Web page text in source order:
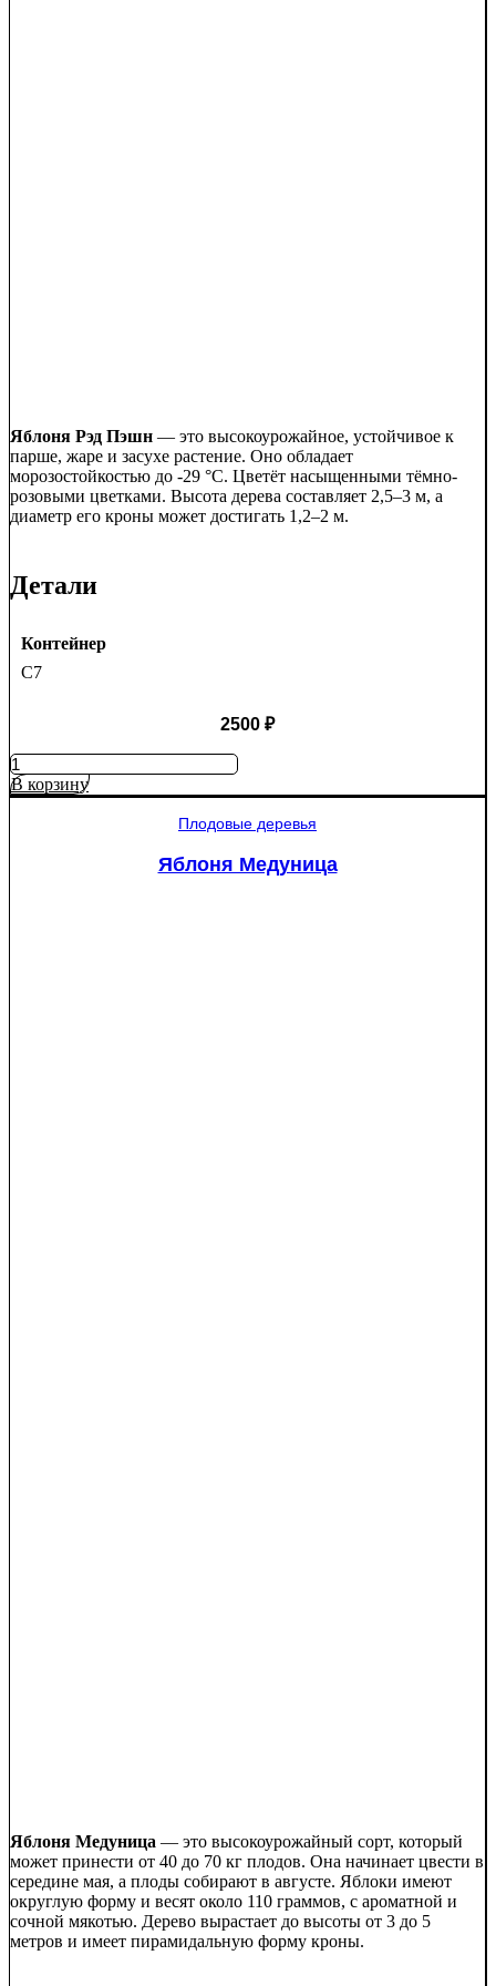
Яблоня Рэд Пэшн — это высокоурожайное, устойчивое к
парше, жаре и засухе растение. Оно обладает
морозостойкостью до -29 °C. Цветёт насыщенными тёмно-
розовыми цветками. Высота дерева составляет 2,5–3 м, а
диаметр его кроны может достигать 1,2–2 м.
Детали
Контейнер
C7
2500 ₽
Количество
товара
Яблоня
В корзину
Плодовые деревья
Яблоня Медуница
Яблоня Медуница — это высокоурожайный сорт, который
может принести от 40 до 70 кг плодов. Она начинает цвести в
середине мая, а плоды собирают в августе. Яблоки имеют
округлую форму и весят около 110 граммов, с ароматной и
сочной мякотью. Дерево вырастает до высоты от 3 до 5
метров и имеет пирамидальную форму кроны.